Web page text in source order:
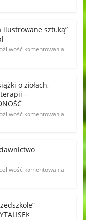
ilustrowane sztuką”
komentowania
o ziołach,
–
komentowania
komentowania
–